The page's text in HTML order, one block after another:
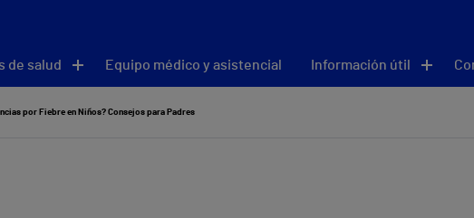
de salud Equipo médico y asistencial Información útil
por Fiebre en Niños? Consejos para Padres